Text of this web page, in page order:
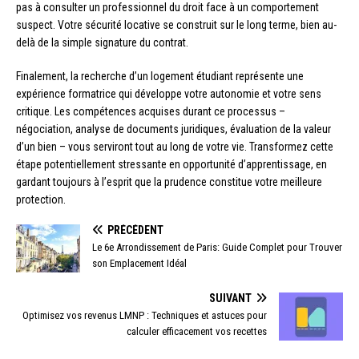
pas à consulter un professionnel du droit face à un comportement
suspect. Votre sécurité locative se construit sur le long terme, bien au-
delà de la simple signature du contrat.
Finalement, la recherche d’un logement étudiant représente une
expérience formatrice qui développe votre autonomie et votre sens
critique. Les compétences acquises durant ce processus –
négociation, analyse de documents juridiques, évaluation de la valeur
d’un bien – vous serviront tout au long de votre vie. Transformez cette
étape potentiellement stressante en opportunité d’apprentissage, en
gardant toujours à l’esprit que la prudence constitue votre meilleure
protection.
PRÉCÉDENT
Le 6e Arrondissement de Paris: Guide Complet pour Trouver
son Emplacement Idéal
SUIVANT
Optimisez vos revenus LMNP : Techniques et astuces pour
calculer efficacement vos recettes